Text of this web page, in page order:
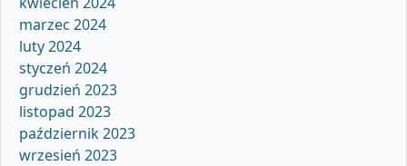
marzec 2024
luty 2024
styczeń 2024
grudzień 2023
listopad 2023
październik 2023
wrzesień 2023